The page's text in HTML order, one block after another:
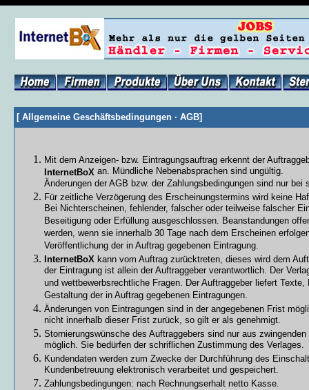
[ Allgemeine Geschäftsbedingungen · AGB]
Mit dem Anzeigen- bzw. Eintragungsauftrag erkennt der
InternetBoX an. Mündliche Nebenabsprachen sind ungültig.
Änderungen der AGB bzw. der Zahlungsbedingungen sind nur
Für zeitliche Verzögerung des Erscheinungstermins wird keine
Bei Nichterscheinen, fehlender, falscher oder teilweise falscher
Beseitigung oder Erfüllung ausgeschlossen. Beanstandungen
werden, wenn sie innerhalb 30 Tage nach dem Erscheinen
Veröffentlichung der in Auftrag gegebenen Eintragung.
InternetBoX kann vom Auftrag zurücktreten, dieses wird dem
der Eintragung ist allein der Auftraggeber verantwortlich. Der
und wettbewerbsrechtliche Fragen. Der Auftraggeber liefert
Gestaltung der in Auftrag gegebenen Eintragungen.
Änderungen von Eintragungen sind in der angegebenen Frist
nicht innerhalb dieser Frist zurück, so gilt er als genehmigt.
Stornierungswünsche des Auftraggebers sind nur aus
möglich. Sie bedürfen der schriflichen Zustimmung des Verlages.
Kundendaten werden zum Zwecke der Durchführung des
Kundenbetreuung elektronisch verarbeitet und gespeichert.
Zahlungsbedingungen: nach Rechnungserhalt netto Kasse.